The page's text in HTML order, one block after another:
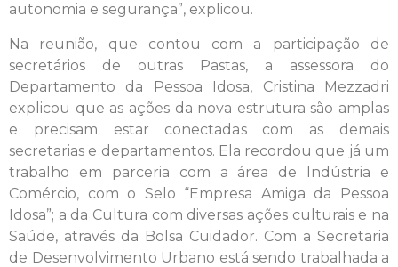
autonomia e segurança”, explicou.
Na reunião, que contou com a participação de
secretários de outras Pastas, a assessora do
Departamento da Pessoa Idosa, Cristina Mezzadri
explicou que as ações da nova estrutura são amplas
e precisam estar conectadas com as demais
secretarias e departamentos. Ela recordou que já um
trabalho em parceria com a área de Indústria e
Comércio, com o Selo “Empresa Amiga da Pessoa
Idosa”; a da Cultura com diversas ações culturais e na
Saúde, através da Bolsa Cuidador. Com a Secretaria
de Desenvolvimento Urbano está sendo trabalhada a